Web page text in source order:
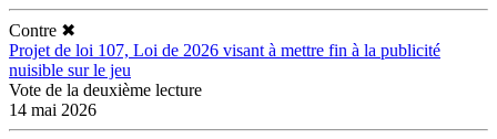
Contre ✖
Projet de loi 107, Loi de 2026 visant à mettre fin à la publicité
nuisible sur le jeu
Vote de la deuxième lecture
14 mai 2026